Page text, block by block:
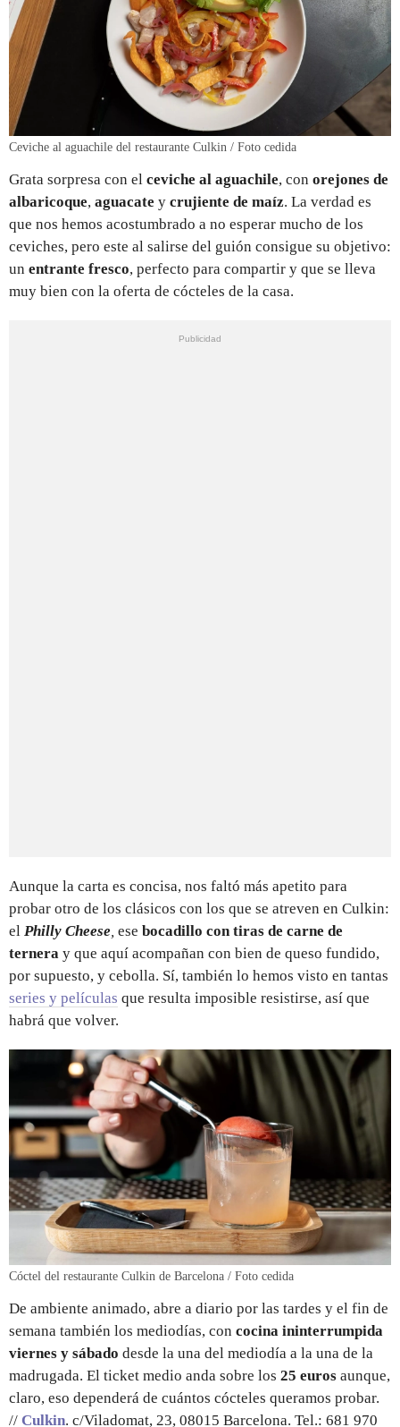
Ceviche al aguachile del restaurante Culkin / Foto cedida
Grata sorpresa con el ceviche al aguachile, con orejones de
albaricoque, aguacate y crujiente de maíz. La verdad es
que nos hemos acostumbrado a no esperar mucho de los
ceviches, pero este al salirse del guión consigue su objetivo:
un entrante fresco, perfecto para compartir y que se lleva
muy bien con la oferta de cócteles de la casa.
Aunque la carta es concisa, nos faltó más apetito para
probar otro de los clásicos con los que se atreven en Culkin:
el Philly Cheese ese bocadillo con tiras de carne de
ternera y que aquí acompañan con bien de queso fundido,
por supuesto, y cebolla. Sí, también lo hemos visto en tantas
series y películas que resulta imposible resistirse, así que
habrá que volver.
Cóctel del restaurante Culkin de Barcelona / Foto cedida
De ambiente animado, abre a diario por las tardes y el fin de
semana también los mediodías, con cocina ininterrumpida
viernes y sábado desde la una del mediodía a la una de la
madrugada. El ticket medio anda sobre los 25 euros aunque,
claro, eso dependerá de cuántos cócteles queramos probar.
// Culkin. c/Viladomat, 23, 08015 Barcelona. Tel.: 681 970